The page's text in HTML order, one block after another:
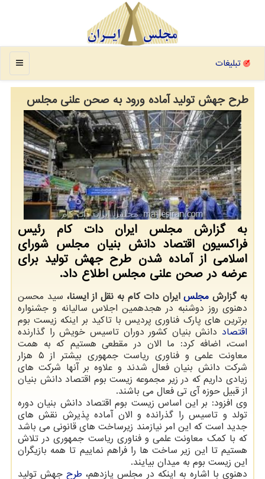
منو تبلیغات
طرح جهش تولید آماده ورود به صحن علنی مجلس
به گزارش مجلس ایران دات كام رئیس
فراكسیون اقتصاد دانش بنیان مجلس شورای
اسلامی از آماده شدن طرح جهش تولید برای
عرضه در صحن علنی مجلس اطلاع داد.
به گزارش مجلسایران دات کام به نقل از ایسنا، سید محسن
دهنوی روز دوشنبه در هجدهمین اجلاس سالیانه و جشنواره
برترین های پارک فناوری پردیس با تاکید بر اینکه زیست بوم
اقتصاد دانش بنیان کشور دوران تاسیس خویش را گذارنده
است، اضافه کرد: ما الان در مقطعی هستیم که به همت
معاونت علمی و فناوری ریاست جمهوری بیشتر از ۵ هزار
شرکت دانش بنیان فعال شدند و علاوه بر آنها شرکت های
زیادی داریم که در زیر مجموعه زیست بوم اقتصاد دانش بنیان
از قبیل حوزه آی تی فعال می باشند.
وی افزود: بر این اساس زیست بوم اقتصاد دانش بنیان دوره
تولد و تاسیس را گذرانده و الان آماده پذیرش نقش های
جدید است که این امر نیازمند زیرساخت های قانونی می باشد
که با کمک معاونت علمی و فناوری ریاست جمهوری در تلاش
هستیم تا این زیر ساخت ها را فراهم نماییم تا همه بازیگران
این زیست بوم به میدان بیایند.
دهنوی با اشاره به اینکه در مجلس یازدهم، طرحجهش تولید